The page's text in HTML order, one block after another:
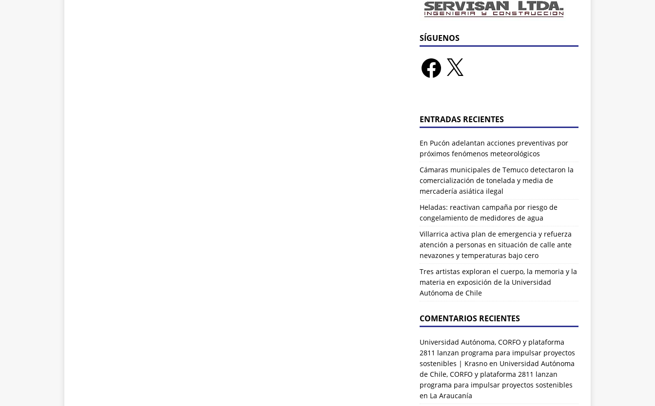
SÍGUENOS
ENTRADAS RECIENTES
En Pucón adelantan acciones preventivas por
próximos fenómenos meteorológicos
Cámaras municipales de Temuco detectaron la
comercialización de tonelada y media de
mercadería asiática ilegal
Heladas: reactivan campaña por riesgo de
congelamiento de medidores de agua
Villarrica activa plan de emergencia y refuerza
atención a personas en situación de calle ante
nevazones y temperaturas bajo cero
Tres artistas exploran el cuerpo, la memoria y la
materia en exposición de la Universidad
Autónoma de Chile
COMENTARIOS RECIENTES
Universidad Autónoma, CORFO y plataforma
2811 lanzan programa para impulsar proyectos
sostenibles | Krasnoen Universidad Autónoma
de Chile, CORFO y plataforma 2811 lanzan
programa para impulsar proyectos sostenibles
en La Araucanía